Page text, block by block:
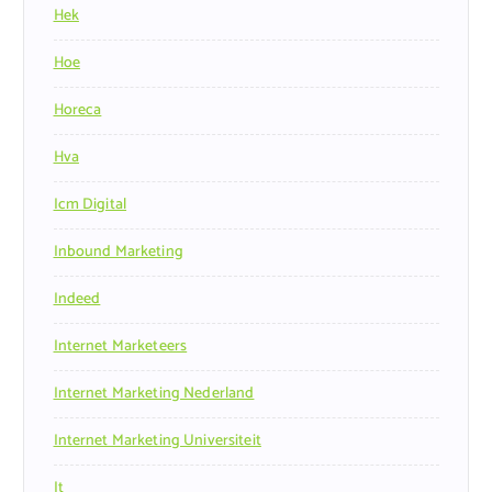
Hek
Hoe
Horeca
Hva
Icm Digital
Inbound Marketing
Indeed
Internet Marketeers
Internet Marketing Nederland
Internet Marketing Universiteit